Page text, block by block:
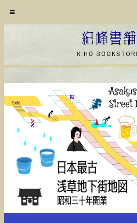
ン
ツ
へ
紀峰書舗
KIHŌ